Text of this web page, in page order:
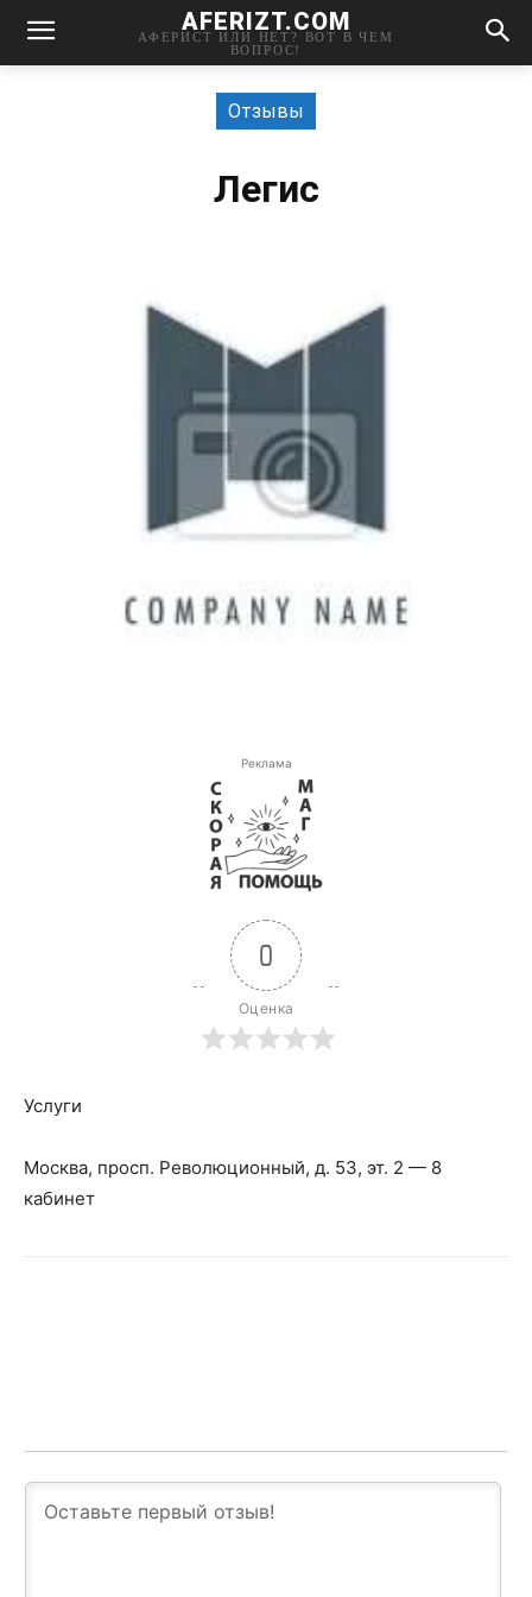
AFERIZT.COM
АФЕРИСТ ИЛИ НЕТ? ВОТ В ЧЕМ
ВОПРОС!
Отзывы
Легис
Реклама
0
Оценка
Услуги
Москва, просп. Революционный, д. 53, эт. 2 — 8
кабинет